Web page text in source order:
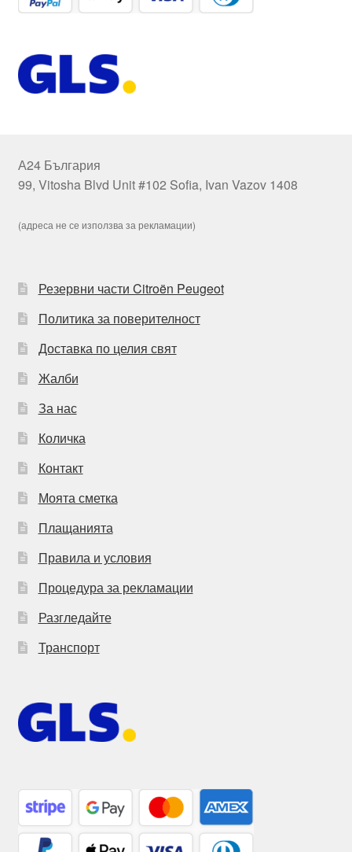
А24 България
99, Vitosha Blvd Unit #102 Sofia, Ivan Vazov 1408
(адреса не се използва за рекламации)
Резервни части Citroën Peugeot
Политика за поверителност
Доставка по целия свят
Жалби
За нас
Количка
Контакт
Моята сметка
Плащанията
Правила и условия
Процедура за рекламации
Разгледайте
Транспорт